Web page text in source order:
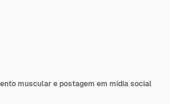
muscular e postagem em mídia social